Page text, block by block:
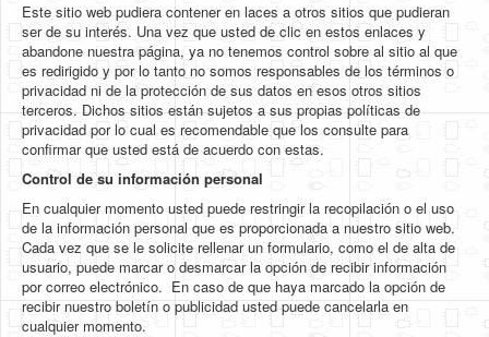
Este sitio web pudiera contener en laces a otros sitios que pudieran
ser de su interés. Una vez que usted de clic en estos enlaces y
abandone nuestra página, ya no tenemos control sobre al sitio al que
es redirigido y por lo tanto no somos responsables de los términos o
privacidad ni de la protección de sus datos en esos otros sitios
terceros. Dichos sitios están sujetos a sus propias políticas de
privacidad por lo cual es recomendable que los consulte para
confirmar que usted está de acuerdo con estas.
Control de su información personal
En cualquier momento usted puede restringir la recopilación o el uso
de la información personal que es proporcionada a nuestro sitio web.
Cada vez que se le solicite rellenar un formulario, como el de alta de
usuario, puede marcar o desmarcar la opción de recibir información
por correo electrónico. En caso de que haya marcado la opción de
recibir nuestro boletín o publicidad usted puede cancelarla en
cualquier momento.